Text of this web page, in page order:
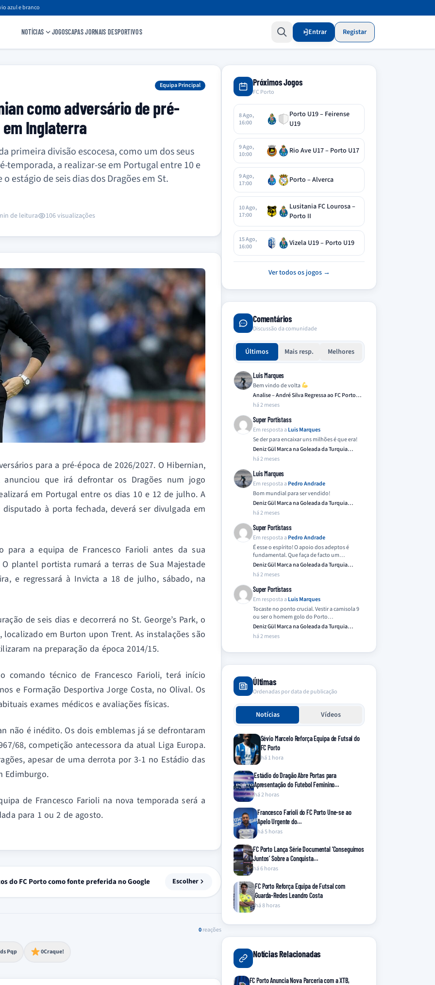
azul e branco
NOTÍCIAS JOGOSCAPAS JORNAIS DESPORTIVOS Entrar Registar
Equipa Principal
como adversário de pré-
Inglaterra
primeira divisão escocesa, como um dos seus
temporada, a realizar-se em Portugal entre 10 e
estágio de seis dias dos Dragões em St.
de leitura 106 visualizações
para a pré-época de 2026/2027. O Hibernian,
anunciou que irá defrontar os Dragões num jogo
em Portugal entre os dias 10 e 12 de julho. A
à porta fechada, deverá ser divulgada em
para a equipa de Francesco Farioli antes da sua
plantel portista rumará a terras de Sua Majestade
e regressará à Invicta a 18 de julho, sábado, na
de seis dias e decorrerá no St. George’s Park, o
em Burton upon Trent. As instalações são
na preparação da época 2014/15.
comando técnico de Francesco Farioli, terá início
e Formação Desportiva Jorge Costa, no Olival. Os
exames médicos e avaliações físicas.
não é inédito. Os dois emblemas já se defrontaram
68, competição antecessora da atual Liga Europa.
apesar de uma derrota por 3-1 no Estádio das
Edimburgo.
de Francesco Farioli na nova temporada será a
para 1 ou 2 de agosto.
do FC Porto como fonte preferida no Google Escolher
0reações
Pqp
extremo 0Craque!
Próximos Jogos
FC Porto
8 Ago,
16:00
Porto U19 – Feirense
U19
9 Ago,
10:00
Rio Ave U17 – Porto U17
9 Ago,
17:00
Porto – Alverca
10 Ago,
17:00
Lusitania FC Lourosa –
Porto II
15 Ago,
16:00
Vizela U19 – Porto U19
Ver todos os jogos →
Comentários
Discussão da comunidade
Últimos Mais resp. Melhores
Luis Marques
Bem vindo de volta
Analise – André Silva Regressa ao FC Porto…
há 2 meses
Super Portistass
Em resposta a Luis Marques
Se der para encaixar uns milhões é que era!
Deniz Gül Marca na Goleada da Turquia
Frente…
há 2 meses
Luis Marques
Em resposta a Pedro Andrade
Bom mundial para ser vendido!
Deniz Gül Marca na Goleada da Turquia
Frente…
há 2 meses
Super Portistass
Em resposta a Pedro Andrade
É esse o espírito! O apoio dos adeptos é
fundamental. Que faça de facto um…
Deniz Gül Marca na Goleada da Turquia
Frente…
há 2 meses
Super Portistass
Em resposta a Luis Marques
Tocaste no ponto crucial. Vestir a camisola 9
ou ser o homem golo do Porto…
Deniz Gül Marca na Goleada da Turquia
Frente…
há 2 meses
Últimas
Ordenadas por data de publicação
Notícias Vídeos
Sévio Marcelo Reforça Equipa de Futsal do
FC Porto
há 1 hora
Estádio do Dragão Abre Portas para
Apresentação do Futebol Feminino…
há 2 horas
Francesco Farioli do FC Porto Une-se ao
Apelo Urgente do…
há 5 horas
FC Porto Lança Série Documental ‘Conseguimos
Juntos’ Sobre a Conquista…
há 6 horas
FC Porto Reforça Equipa de Futsal com
Guarda-Redes Leandro Costa
há 8 horas
Notícias Relacionadas
FC Porto Anuncia Nova Parceria com a XTB,